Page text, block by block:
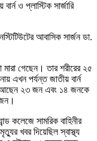
ও প্লাস্টিক সার্জারি
আবাসিক সার্জন ডা.
গেছেন। তার শরীরের ২৫
এখন পর্যন্ত জাতীয় বার্ন
আছেন ২৩ জন এবং ১৪ জনকে
কলেজে সামরিক বাহিনীর
খবর দিয়েছিল স্বাস্থ্য